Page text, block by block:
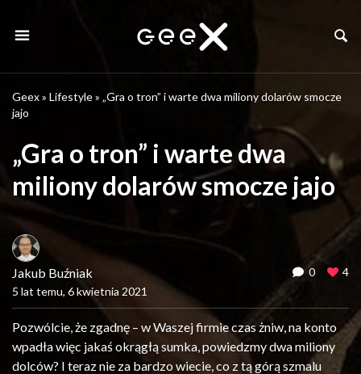
Geex» Lifestyle» „Gra o tron” i warte dwa miliony dolarów smocze
jajo
„Gra o tron” i warte dwa
miliony dolarów smocze jajo
Jakub Buźniak
5 lat temu, 6 kwietnia 2021
0 4
Pozwólcie, że zgadnę – w Waszej firmie czas żniw, na konto
wpadła więc jakaś okrągłą sumka, powiedzmy dwa miliony
dolców? I teraz nie za bardzo wiecie, co z tą górą szmalu